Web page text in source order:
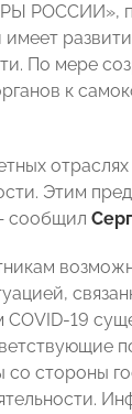
РОССИИ»,
По мере
к
Этим
сообщил
19
стороны